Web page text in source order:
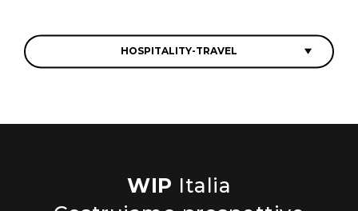
HOSPITALITY-TRAVEL
WIP Italia